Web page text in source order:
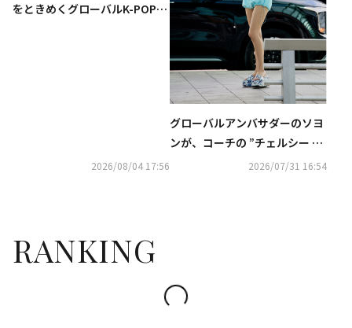
をときめくグローバルK-POPア
2026/08/04 17:56
グローバルアンバサダーのソヨ
ンが、コーチの ”チェルシー シ
ョルダー バッグ“ を着用2026/07/31 16:54
RANKING